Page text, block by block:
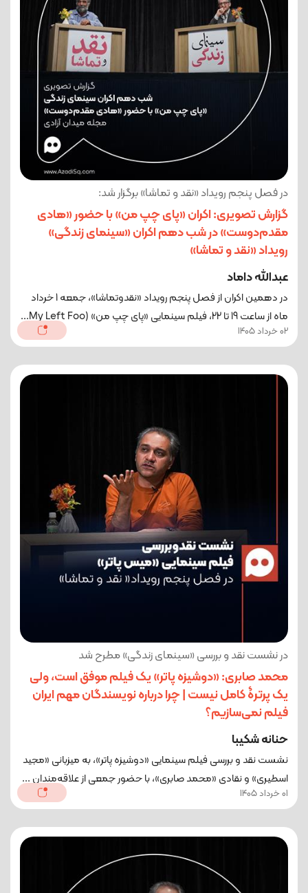
در فصل پنجم رویداد «نقد و تماشا» برگزار شد:
گزارش تصویری: اکران «پای چپ من» با حضور «هادی
مقدم‌دوست» در شب دهم اکران «سینمای زندگی»
رویداد «نقد و تماشا»
عبدالله داماد
در دهمین اکران از فصل پنجم رویداد «نقدوتماشا»، جمعه 1 خرداد
‌ماه از ساعت 19 تا 22، فیلم سینمایی «پای چپ من» (My Left Foo...
02 خرداد 1405
در نشست نقد و بررسی «سینمای زندگی» مطرح شد
محمد صابری: «دوشیزه پاتر» یک فیلم موفق است، ولی
یک پرترۀ کامل نیست | چرا درباره نویسندگان مهم ایران
فیلم نمی‌سازیم؟
حنانه شکیبا
نشست نقد و بررسی فیلم سینمایی «دوشیزه پاتر»، به میزبانی «مجید
اسطیری» و نقادی «محمد صابری»، با حضور جمعی از علاقه‌مندان ...
01 خرداد 1405